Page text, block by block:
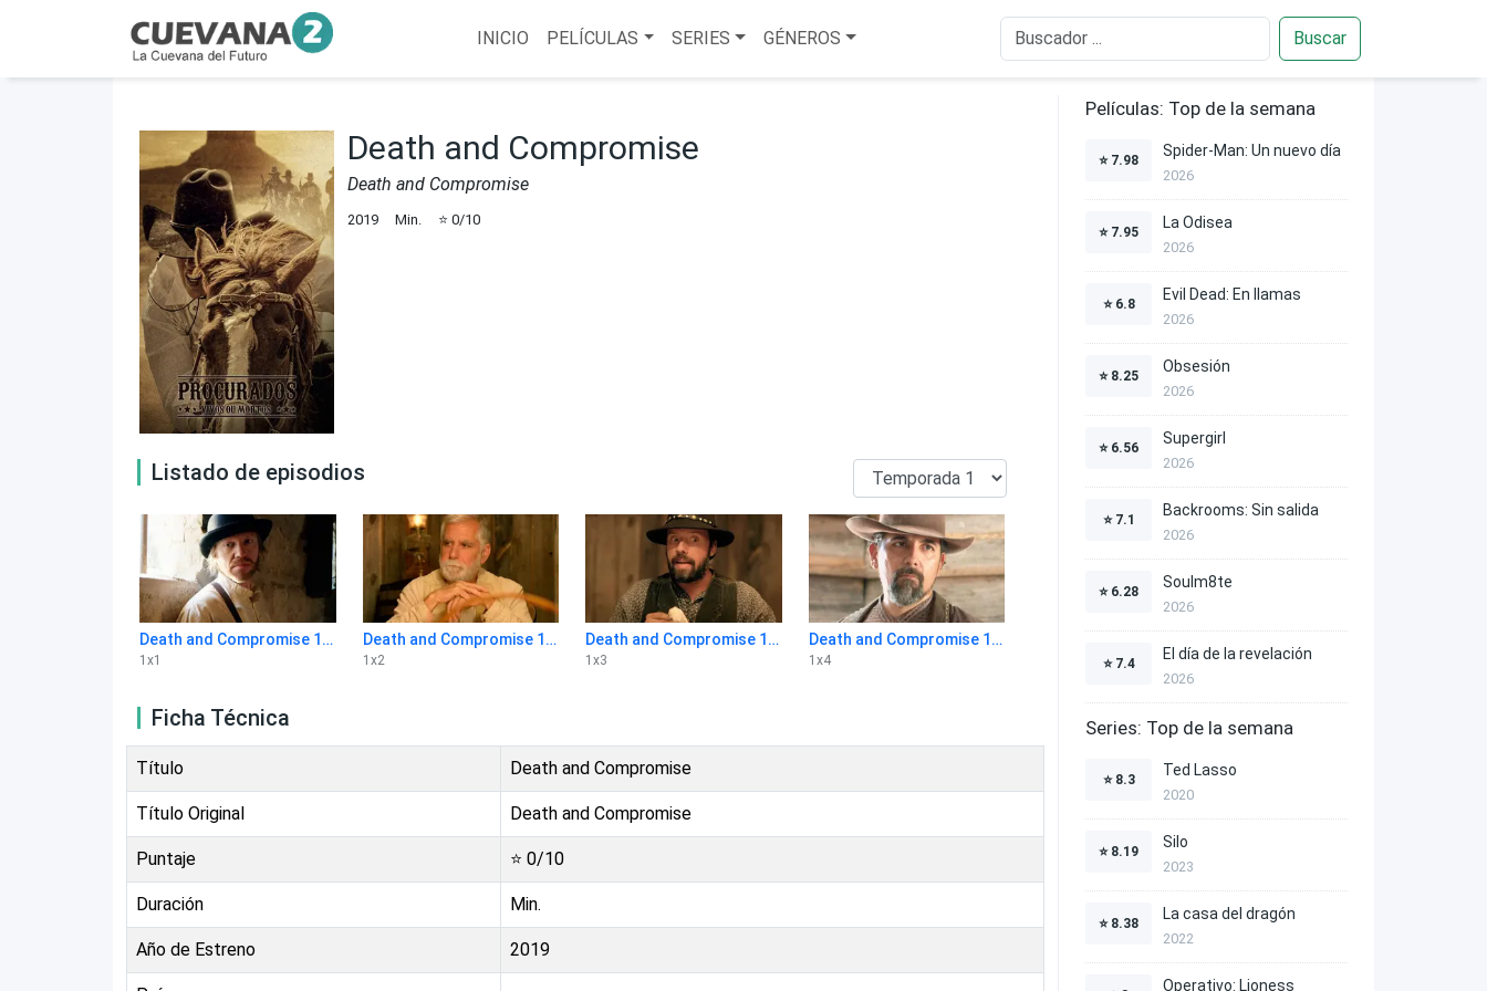
INICIO PELÍCULAS SERIES GÉNEROS Buscar
Death and Compromise
Death and Compromise
2019 Min. ⭐ 0/10
Listado de episodios
Death and Compromise 1x1
1 x1
Death and Compromise 1x2
1 x2
Death and Compromise 1x3
1 x3
Death and Compromise 1x4
1 x4
Ficha Técnica
Título Death and Compromise
Título Original Death and Compromise
Puntaje ⭐ 0/10
Duración Min.
Año de Estreno 2019
Películas: Top de la semana
⭐ 7.98
Spider-Man: Un nuevo día
2026
⭐ 7.95
La Odisea
2026
⭐ 6.8
Evil Dead: En llamas
2026
⭐ 8.25
Obsesión
2026
⭐ 6.56
Supergirl
2026
⭐ 7.1
Backrooms: Sin salida
2026
⭐ 6.28
Soulm8te
2026
⭐ 7.4
El día de la revelación
2026
Series: Top de la semana
⭐ 8.3
Ted Lasso
2020
⭐ 8.19
Silo
2023
⭐ 8.38
La casa del dragón
2022
Operativo: Lioness